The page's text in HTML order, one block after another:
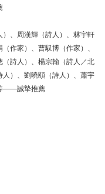
、周漢輝（詩人）、林宇軒
作家）、曹馭博（作家）、
詩人）、楊宗翰（詩人／北
）、劉曉頤（詩人）、蕭宇
——誠摯推薦